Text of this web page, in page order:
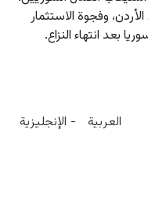
وفجوة الاستثمار
بعد انتهاء النزاع.
العربية الإنجليزية